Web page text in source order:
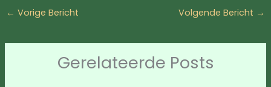
← Vorige Bericht Volgende Bericht →
Gerelateerde Posts